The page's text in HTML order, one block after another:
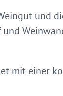
und
und
mit einer